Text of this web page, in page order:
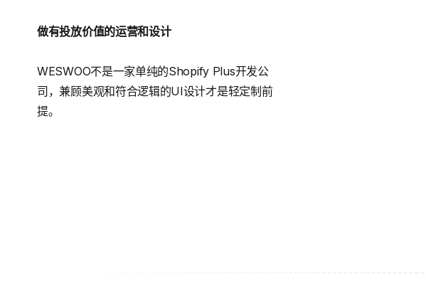
做有投放价值的运营和设计
WESWOO不是一家单纯的Shopify Plus开发公
司，兼顾美观和符合逻辑的UI设计才是轻定制前
提。